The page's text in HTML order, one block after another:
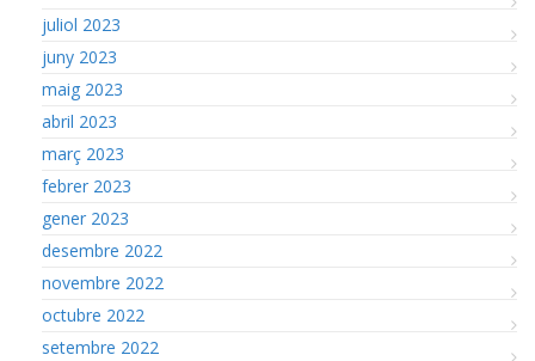
juliol 2023
juny 2023
maig 2023
abril 2023
març 2023
febrer 2023
gener 2023
desembre 2022
novembre 2022
octubre 2022
setembre 2022